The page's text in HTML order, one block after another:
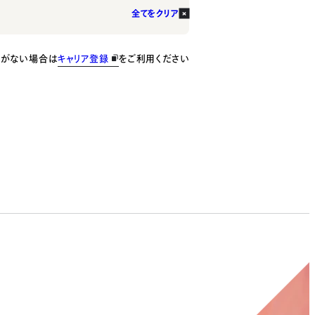
全てをクリア
ない場合はキャリア登録 をご利用ください